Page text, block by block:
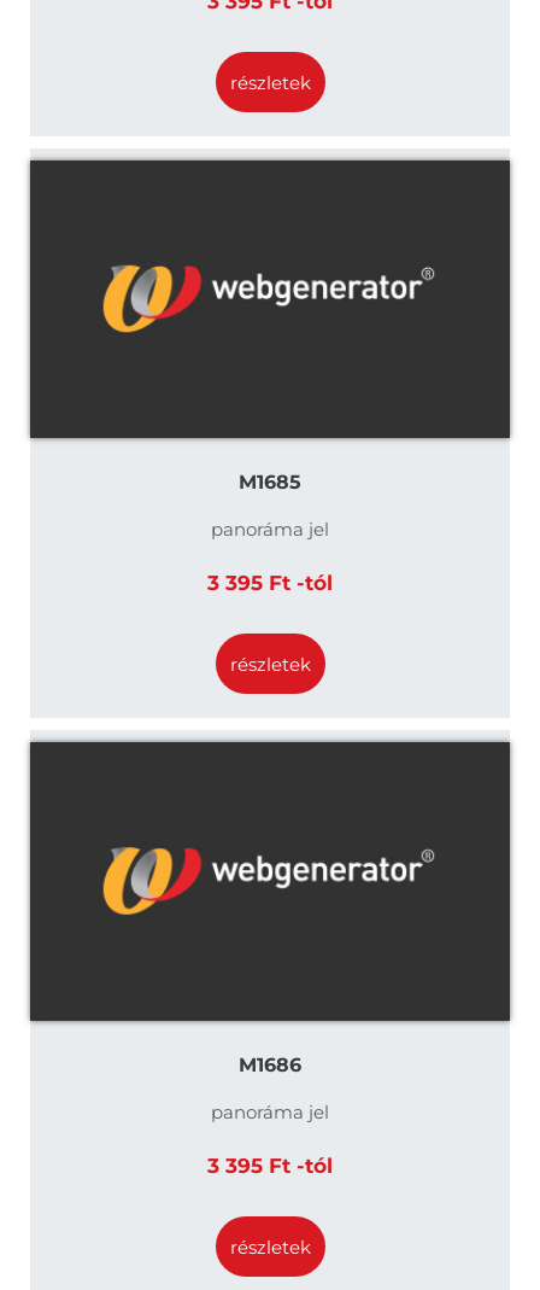
részletek
M1685
panoráma jel
3 395 Ft -tól
részletek
M1686
panoráma jel
3 395 Ft -tól
részletek